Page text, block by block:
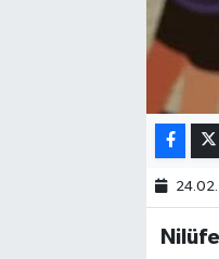
Bilim, Teknoloji